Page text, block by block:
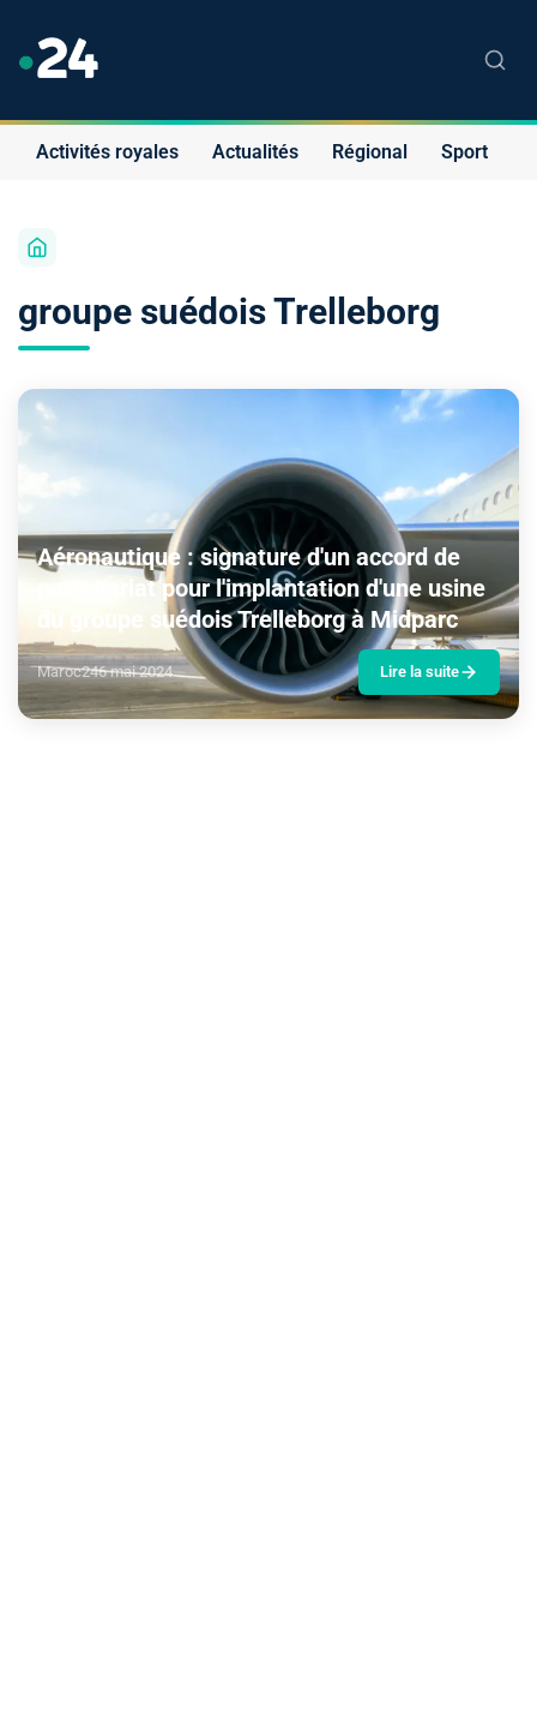
Activités royales Actualités Régional Sport
groupe suédois Trelleborg
Aéronautique : signature d'un accord de
partenariat pour l'implantation d'une usine
du groupe suédois Trelleborg à Midparc
Maroc246 mai 2024 Lire la suite